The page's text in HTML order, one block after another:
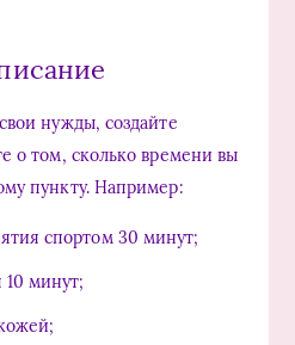
нужды, создайте
о том, сколько времени вы
пункту. Например:
спортом 30 минут;
минут;